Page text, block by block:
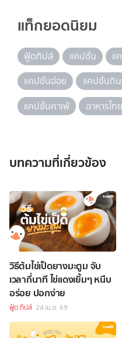
แท็กยอดนิยม
ฟู้ดทิปส์ แคปชั่น แ
แคปชั่นอ่อย
แคปชั่นกิน
แคปชั่นคาเฟ่
อาหารไทย
บทความที่เกี่ยวข้อง
วิธีต้มไข่เป็ดยางมะตูม จับ
เวลากี่นาที ไข่แดงเยิ้มๆ หนึบ
อร่อย ปอกง่าย
ฟู้ด ทิปส์ 24 เม.ย. 69